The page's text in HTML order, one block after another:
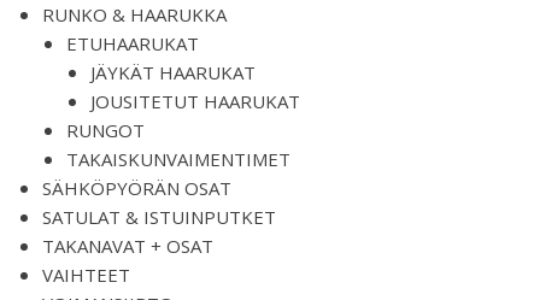
RUNKO & HAARUKKA
ETUHAARUKAT
JÄYKÄT HAARUKAT
JOUSITETUT HAARUKAT
RUNGOT
TAKAISKUNVAIMENTIMET
SÄHKÖPYÖRÄN OSAT
SATULAT & ISTUINPUTKET
TAKANAVAT + OSAT
VAIHTEET